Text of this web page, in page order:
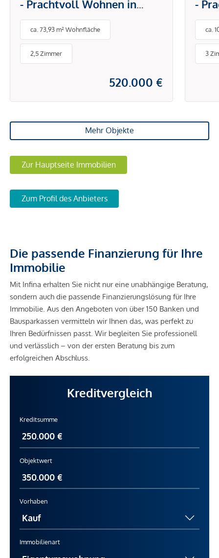
- Prachtvoll Wohnen in
urbaner Trendlage
ca. 73,93 m² Wohnfläche
2,5 Zimmer
520.000 €
-
ca.
3
Mehr Objekte
Zur Hauptseite Immobilien
Zum Profil des Anbieters
Die passende Finanzierung für Ihre
Immobilie
Mit Infina erhalten Sie nicht nur eine unabhängige Beratung,
sondern auch die passende Finanzierungslösung für Ihre
Immobilie. Aus den Angeboten von über 150 Banken und
Bausparkassen vermitteln wir Ihnen das, was perfekt zu
Ihren Bedürfnissen passt. Wir begleiten Sie professionell
und verlässlich – von der ersten Beratung bis zum
erfolgreichen Abschluss.
Kreditvergleich
Kreditsumme
Objektwert
Vorhaben
Immobilienart